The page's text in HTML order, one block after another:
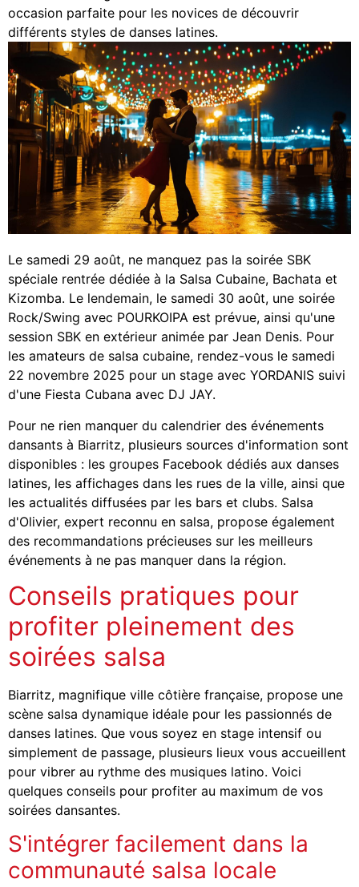
occasion parfaite pour les novices de découvrir
différents styles de danses latines.
Le samedi 29 août, ne manquez pas la soirée SBK
spéciale rentrée dédiée à la Salsa Cubaine, Bachata et
Kizomba. Le lendemain, le samedi 30 août, une soirée
Rock/Swing avec POURKOIPA est prévue, ainsi qu'une
session SBK en extérieur animée par Jean Denis. Pour
les amateurs de salsa cubaine, rendez-vous le samedi
22 novembre 2025 pour un stage avec YORDANIS suivi
d'une Fiesta Cubana avec DJ JAY.
Pour ne rien manquer du calendrier des événements
dansants à Biarritz, plusieurs sources d'information sont
disponibles : les groupes Facebook dédiés aux danses
latines, les affichages dans les rues de la ville, ainsi que
les actualités diffusées par les bars et clubs. Salsa
d'Olivier, expert reconnu en salsa, propose également
des recommandations précieuses sur les meilleurs
événements à ne pas manquer dans la région.
Conseils pratiques pour
profiter pleinement des
soirées salsa
Biarritz, magnifique ville côtière française, propose une
scène salsa dynamique idéale pour les passionnés de
danses latines. Que vous soyez en stage intensif ou
simplement de passage, plusieurs lieux vous accueillent
pour vibrer au rythme des musiques latino. Voici
quelques conseils pour profiter au maximum de vos
soirées dansantes.
S'intégrer facilement dans la
communauté salsa locale